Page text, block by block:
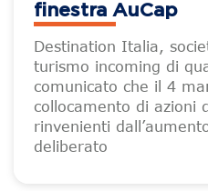
finestra AuCap
Destination Italia,
turismo incoming di
comunicato che il 4
collocamento di azioni
rinvenienti
deliberato